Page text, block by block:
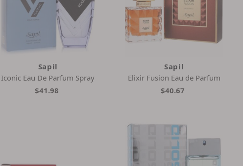
Sapil
Iconic Eau De Parfum Spray
$41.98
Sapil
Elixir Fusion Eau de Parfum
$40.67